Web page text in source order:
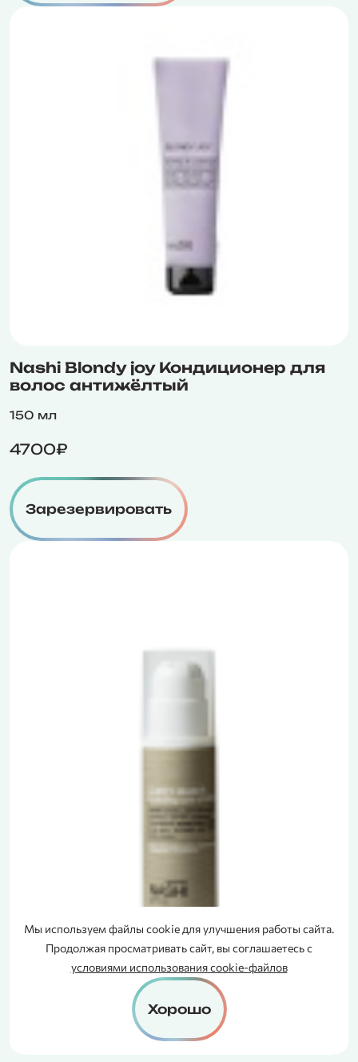
Nashi Blondy joy Кондиционер для
волос антижёлтый
150 мл
4700₽
Зарезервировать
В ПОДАРОК
Мы используем файлы cookie для улучшения работы сайта.
Продолжая просматривать сайт, вы соглашаетесь с
условиями использования cookie-файлов
Хорошо